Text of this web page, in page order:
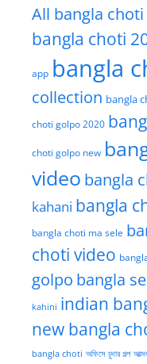
All bangla choti
bangla choti
app bangla
collection bangla
choti golpo 2020
choti golpo new
video bangla
kahani bangla
bangla choti ma sele
choti video
golpo bangla
kahini indian
new bangla
bangla choti অফিসে চুদার গল্প